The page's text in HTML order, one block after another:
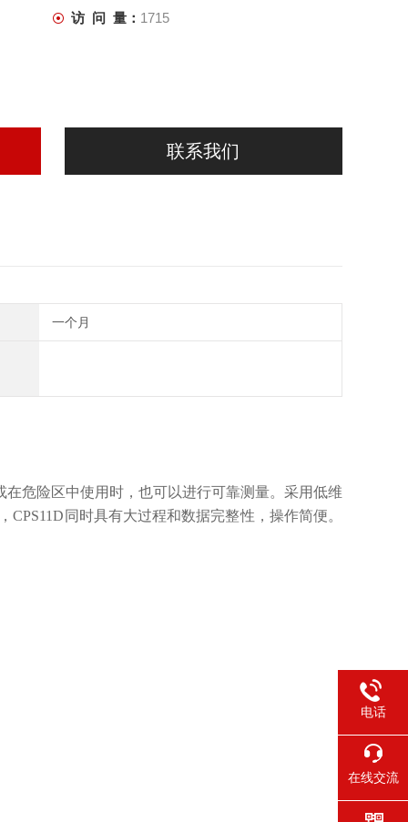
访 问 量： 1715
联系我们
一个月
危险区中使用时，也可以进行可靠测量。采用低维
同时具有大过程和数据完整性，操作简便。
电话
在线交流